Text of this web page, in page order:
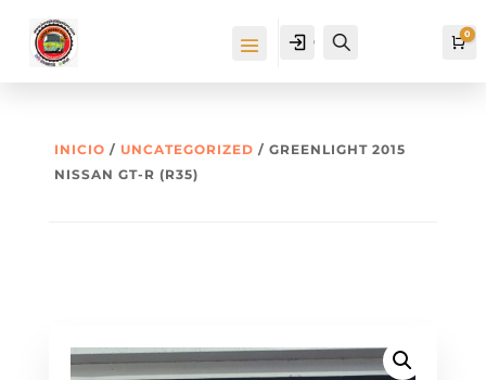
Cuenta 0
INICIO / UNCATEGORIZED / GREENLIGHT 2015
NISSAN GT-R (R35)